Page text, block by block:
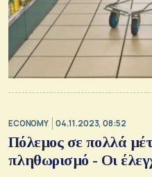
ECONOMY 04.11.2023, 08:52
Πόλεμος σε πολλά
πληθωρισμό - Οι